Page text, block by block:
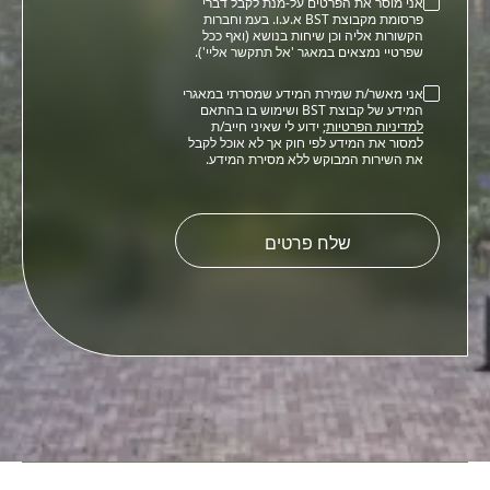
פרסומת מקבוצת BST א.ע.ו. בעמ וחברות
הקשורות אליה וכן שיחות בנושא (ואף ככל
שפרטיי נמצאים במאגר 'אל תתקשר אליי').
אני מאשר/ת שמירת המידע שמסרתי במאגרי
המידע של קבוצת BST ושימוש בו בהתאם
למדיניות הפרטיות; ידוע לי שאיני חייב/ת
למסור את המידע לפי חוק אך לא אוכל לקבל
את השירות המבוקש ללא מסירת המידע.
leave
this